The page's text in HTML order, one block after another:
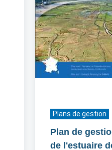
Plans de gestion
Plan de
de l'estuaire